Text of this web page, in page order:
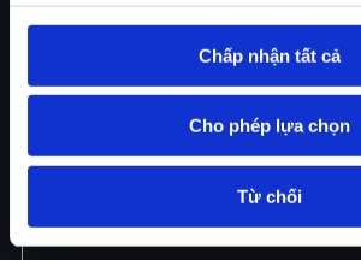
Chấp nhận tất cả
Cho phép lựa chọn
Từ chối